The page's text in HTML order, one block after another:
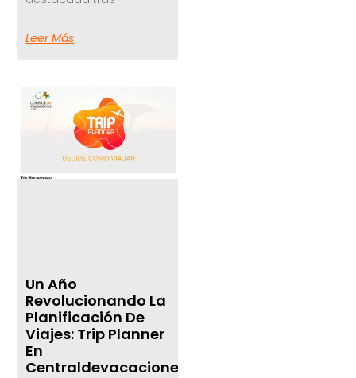
Leer Más
Un Año
Revolucionando La
Planificación De
Viajes: Trip Planner
En
Centraldevacaciones.com